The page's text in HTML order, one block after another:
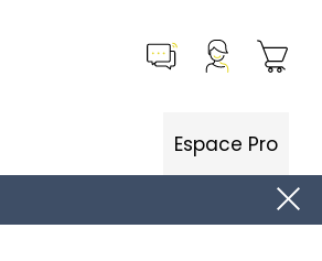
Espace Pro